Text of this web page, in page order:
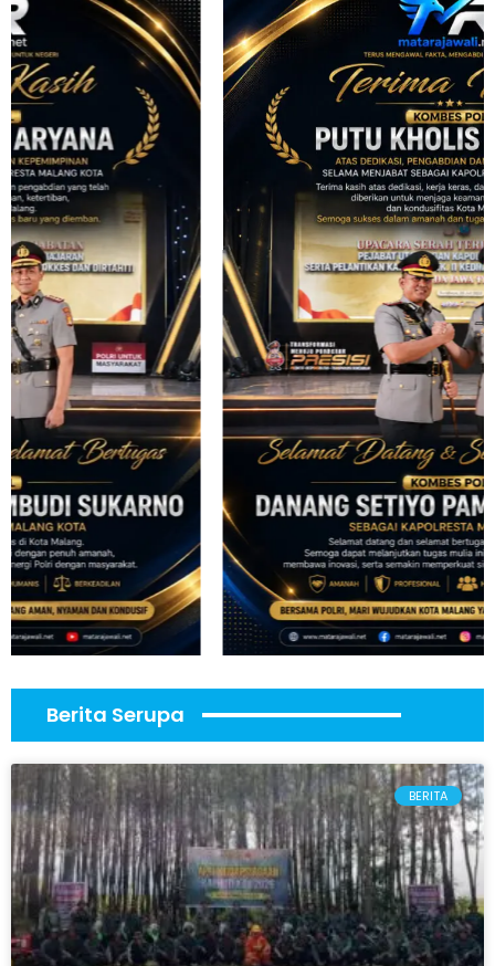
Berita Serupa
BERITA